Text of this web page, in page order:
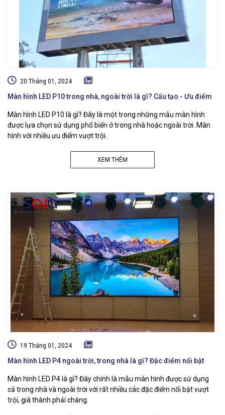
20 Tháng 01, 2024
Màn hình LED P10 trong nhà, ngoài trời là gì? Cấu tạo - Ưu điểm
Màn hình LED P10 là gì? Đây là một trong những mẫu màn hình
được lựa chọn sử dụng phổ biến ở trong nhà hoặc ngoài trời. Màn
hình với nhiều ưu điểm vượt trội.
XEM THÊM
19 Tháng 01, 2024
Màn hình LED P4 ngoài trời, trong nhà là gì? Đặc điểm nổi bật
Màn hình LED P4 là gì? Đây chính là mẫu màn hình được sử dụng
cả trong nhà và ngoài trời với rất nhiều các đặc điểm nổi bật vượt
trội, giá thành phải chăng.